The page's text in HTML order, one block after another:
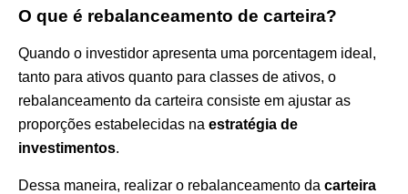
O que é rebalanceamento de carteira?
Quando o investidor apresenta uma porcentagem ideal,
tanto para ativos quanto para classes de ativos, o
rebalanceamento da carteira consiste em ajustar as
proporções estabelecidas na estratégia de
investimentos.
Dessa maneira, realizar o rebalanceamento da carteira